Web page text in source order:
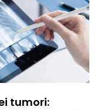
tumori: